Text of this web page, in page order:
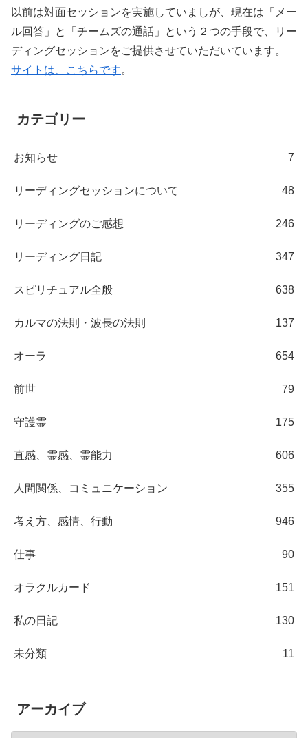
以前は対面セッションを実施していましが、現在は「メー
ル回答」と「チームズの通話」という２つの手段で、リー
ディングセッションをご提供させていただいています。
サイトは、こちらです。
カテゴリー
お知らせ 7
リーディングセッションについて 48
リーディングのご感想 246
リーディング日記 347
スピリチュアル全般 638
カルマの法則・波長の法則 137
オーラ 654
前世 79
守護霊 175
直感、霊感、霊能力 606
人間関係、コミュニケーション 355
考え方、感情、行動 946
仕事 90
オラクルカード 151
私の日記 130
未分類 11
アーカイブ